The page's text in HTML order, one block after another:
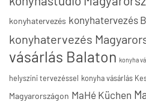
konyhatervezés konyhatervezés
konyhatervezés
vásárlás Balaton konyha
helyszíni tervezéssel konyha vásárlás
Magyarországon MaHé Küchen